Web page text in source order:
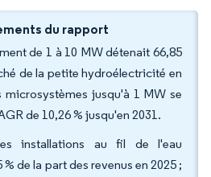
du rapport
de 1 à 10 MW détenait 66,85
de la petite hydroélectricité en
microsystèmes jusqu'à 1 MW se
de 10,26 % jusqu'en 2031.
installations au fil de l'eau
de la part des revenus en 2025 ;